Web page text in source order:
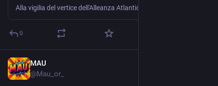
0
MAU
@Mau_or_